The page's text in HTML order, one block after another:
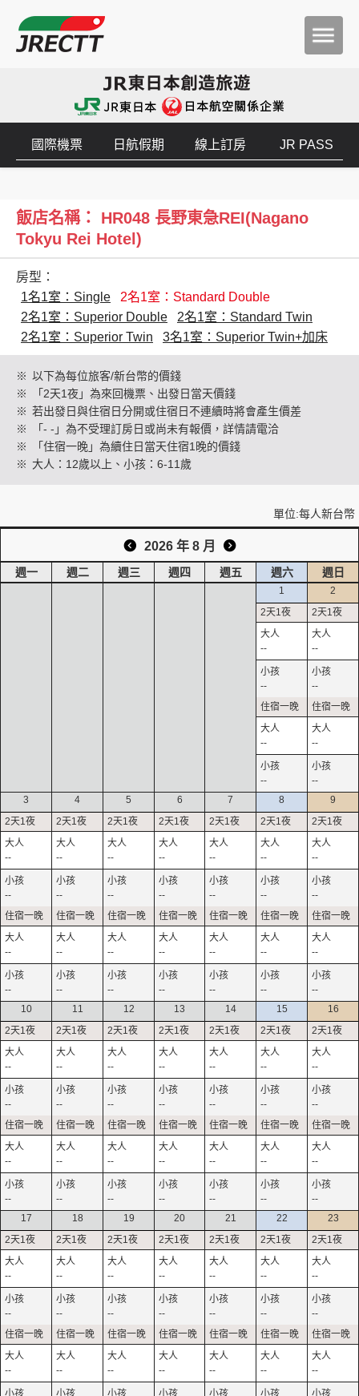
創造旅遊
國際機票 日航假期 線上訂房 JR PASS
飯店名稱： HR048 長野東急REI(Nagano
Tokyu Rei Hotel)
房型：
1名1室：Single
2名1室：Standard Double
2名1室：Superior Double
2名1室：Standard Twin
2名1室：Superior Twin
3名1室：Superior Twin+加床
※ 以下為每位旅客/新台幣的價錢
※
「2天1夜」為來回機票、出發日當天價錢
※ 若出發日與住宿日分開或住宿日不連續時將會產生價差
※
「- -」為不受理訂房日或尚未有報價，詳情請電洽
※
「住宿一晚」為續住日當天住宿1晚的價錢
※ 大人：12歲以上、小孩：6-11歲
單位:每人新台幣
2026 年 8 月
週一 週二 週三 週四 週五 週六 週日
1
--
--
--
--
2
--
--
--
--
3
--
--
--
--
4
--
--
--
--
5
--
--
--
--
6
--
--
--
--
7
--
--
--
--
8
--
--
--
--
9
--
--
--
--
10
--
--
--
--
11
--
--
--
--
12
--
--
--
--
13
--
--
--
--
14
--
--
--
--
15
--
--
--
--
16
--
--
--
--
17
--
--
--
18
--
--
--
19
--
--
--
20
--
--
--
21
--
--
--
22
--
--
--
23
--
--
--